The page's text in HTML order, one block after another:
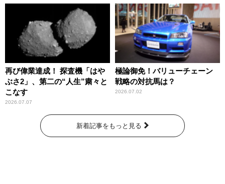
再び偉業達成！ 探査機「はや
ぶさ2」、第二の“人生”粛々と
こなす
2026.07.07
極論御免！バリューチェーン
戦略の対抗馬は？
2026.07.02
新着記事をもっと見る